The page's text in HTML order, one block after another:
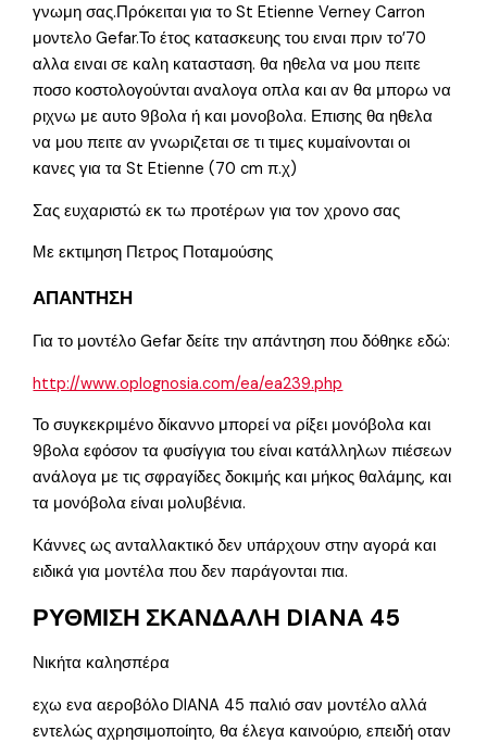
γνωμη σας.Πρόκειται για το St Etienne Verney Carron
μοντελο Gefar.Το έτος κατασκευης του ειναι πριν το’70
αλλα ειναι σε καλη κατασταση. θα ηθελα να μου πειτε
ποσο κοστολογούνται αναλογα οπλα και αν θα μπορω να
ριχνω με αυτο 9βολα ή και μονοβολα. Επισης θα ηθελα
να μου πειτε αν γνωριζεται σε τι τιμες κυμαίνονται οι
κανες για τα St Etienne (70 cm π.χ)
Σας ευχαριστώ εκ τω προτέρων για τον χρονο σας
Με εκτιμηση Πετρος Ποταμούσης
ΑΠΑΝΤΗΣΗ
Για το μοντέλο Gefar δείτε την απάντηση που δόθηκε εδώ:
http://www.oplognosia.com/ea/ea239.php
Το συγκεκριμένο δίκαννο μπορεί να ρίξει μονόβολα και
9βολα εφόσον τα φυσίγγια του είναι κατάλληλων πιέσεων
ανάλογα με τις σφραγίδες δοκιμής και μήκος θαλάμης, και
τα μονόβολα είναι μολυβένια.
Κάννες ως ανταλλακτικό δεν υπάρχουν στην αγορά και
ειδικά για μοντέλα που δεν παράγονται πια.
ΡΥΘΜΙΣΗ ΣΚΑΝΔΑΛΗ DIANA 45
Νικήτα καλησπέρα
εχω ενα αεροβόλο DIANA 45 παλιό σαν μοντέλο αλλά
εντελώς αχρησιμοποίητο, θα έλεγα καινούριο, επειδή οταν